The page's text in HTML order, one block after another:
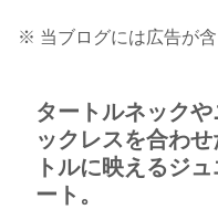
※ 当ブログには広告が
タートルネック
ックレスを合わ
トルに映えるジ
ート。